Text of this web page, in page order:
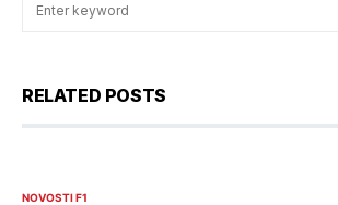
RELATED POSTS
NOVOSTI F1